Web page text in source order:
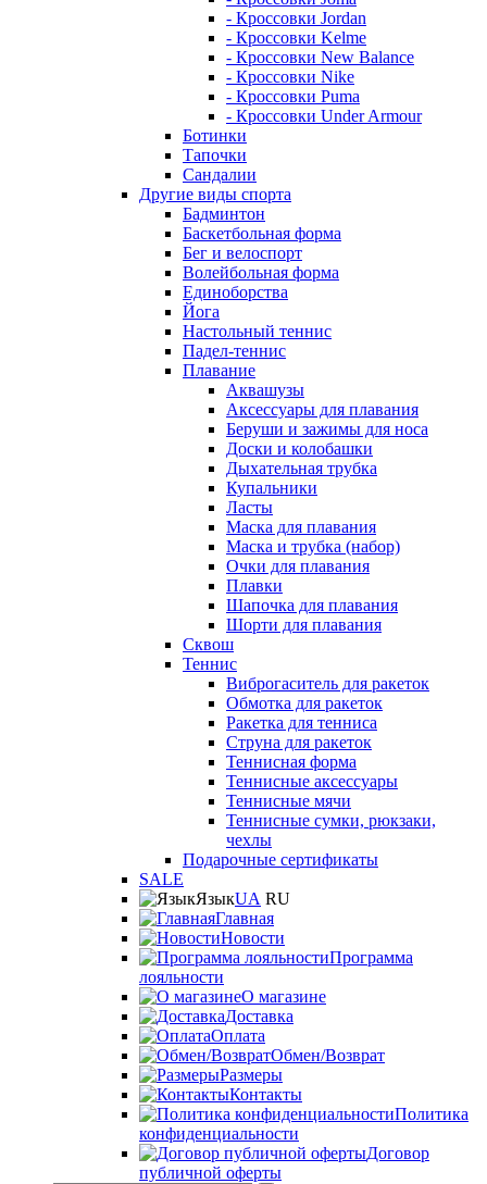
- Кроссовки Jordan
- Кроссовки Kelme
- Кроссовки New Balance
- Кроссовки Nike
- Кроссовки Puma
- Кроссовки Under Armour
Ботинки
Тапочки
Сандалии
Другие виды спорта
Бадминтон
Баскетбольная форма
Бег и велоспорт
Волейбольная форма
Единоборства
Йога
Настольный теннис
Падел-теннис
Плавание
Аквашузы
Аксессуары для плавания
Беруши и зажимы для носа
Доски и колобашки
Дыхательная трубка
Купальники
Ласты
Маска для плавания
Маска и трубка (набор)
Очки для плавания
Плавки
Шапочка для плавания
Шорти для плавания
Сквош
Теннис
Виброгаситель для ракеток
Обмотка для ракеток
Ракетка для тенниса
Струна для ракеток
Теннисная форма
Теннисные аксессуары
Теннисные мячи
Теннисные сумки, рюкзаки,
чехлы
Подарочные сертификаты
SALE
ЯзыкUA RU
Главная
Новости
Программа
лояльности
О магазине
Доставка
Оплата
Обмен/Возврат
Размеры
Контакты
Политика
конфиденциальности
Договор
публичной оферты